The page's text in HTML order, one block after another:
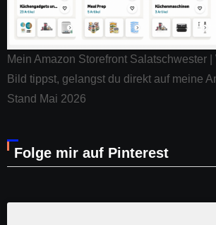
Mein Amazon Storefront Salatschwester
Bild tippst, gelangst du direkt auf meine
Stand Mai 2026
Folge mir auf Pinterest